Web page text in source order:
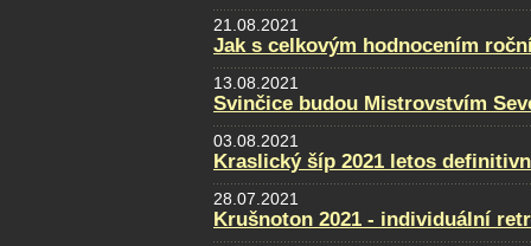
21.08.2021
Jak s celkovým hodnocením
13.08.2021
Svinčice budou Mistrovstvím
03.08.2021
Kraslický šíp 2021 letos
28.07.2021
Krušnoton 2021 - individuální